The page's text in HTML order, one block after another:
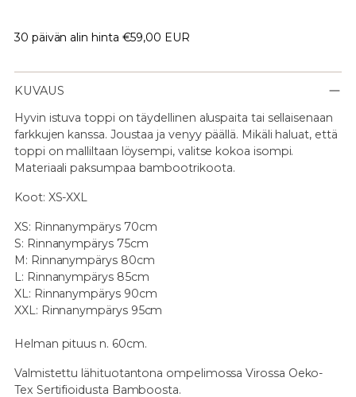
30 päivän alin hinta €59,00 EUR
KUVAUS
Hyvin istuva toppi on täydellinen aluspaita tai sellaisenaan
farkkujen kanssa. Joustaa ja venyy päällä. Mikäli haluat, että
toppi on malliltaan löysempi, valitse kokoa isompi.
Materiaali paksumpaa bambootrikoota.
Koot: XS-XXL
XS: Rinnanympärys 70cm
S: Rinnanympärys 75cm
M: Rinnanympärys 80cm
L: Rinnanympärys 85cm
XL: Rinnanympärys 90cm
XXL: Rinnanympärys 95cm
Helman pituus n. 60cm.
Valmistettu lähituotantona ompelimossa Virossa Oeko-
Tex Sertifioidusta Bamboosta.